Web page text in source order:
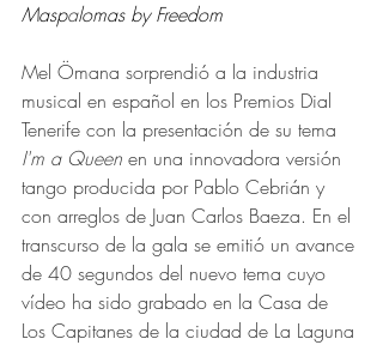
Maspalomas by Freedom
Mel Ömana sorprendió a la industria
musical en español en los Premios Dial
Tenerife con la presentación de su tema
I'm a Queen en una innovadora versión
tango producida por Pablo Cebrián y
con arreglos de Juan Carlos Baeza. En el
transcurso de la gala se emitió un avance
de 40 segundos del nuevo tema cuyo
vídeo ha sido grabado en la Casa de
Los Capitanes de la ciudad de La Laguna